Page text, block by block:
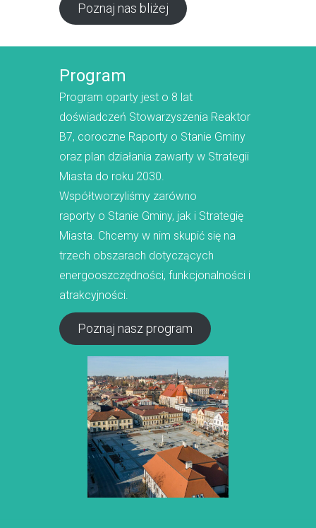
Poznaj nas bliżej
Program
Program oparty jest o 8 lat
doświadczeń Stowarzyszenia Reaktor
B7, coroczne Raporty o Stanie Gminy
oraz plan działania zawarty w Strategii
Miasta do roku 2030.
Współtworzyliśmy zarówno
raporty o Stanie Gminy, jak i Strategię
Miasta. Chcemy w nim skupić się na
trzech obszarach dotyczących
energooszczędności, funkcjonalności i
atrakcyjności.
Poznaj nasz program